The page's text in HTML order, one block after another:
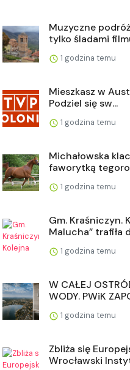
Muzyczne
tylko śladami
1 godzina temu
Mieszkasz w
Podziel się sw...
1 godzina temu
Michałowska
faworytką
1 godzina temu
Gm. Kraśniczyn.
Malucha” trafiła
1 godzina temu
W CAŁEJ
WODY. PWiK
1 godzina temu
Zbliża się
Wrocławski